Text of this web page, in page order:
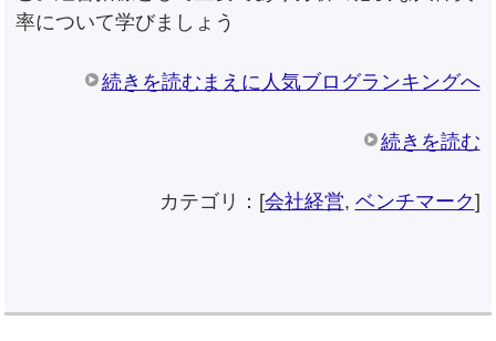
率について学びましょう
続きを読むまえに人気ブログランキングへ
続きを読む
カテゴリ：[会社経営, ベンチマーク]